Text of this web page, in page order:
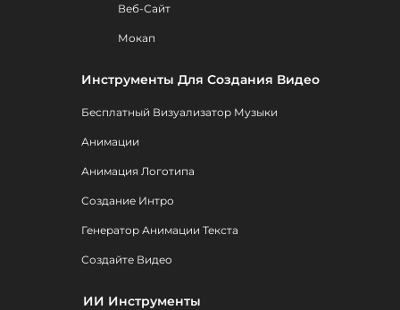
Веб-Сайт
Мокап
Инструменты Для Создания Видео
Бесплатный Визуализатор Музыки
Анимации
Анимация Логотипа
Создание Интро
Генератор Анимации Текста
Создайте Видео
ИИ Инструменты